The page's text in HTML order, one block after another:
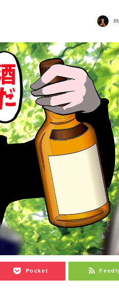
Pocket